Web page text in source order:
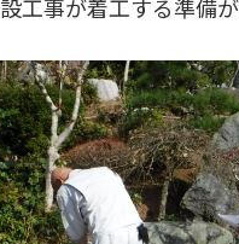
工事が着工する準備が